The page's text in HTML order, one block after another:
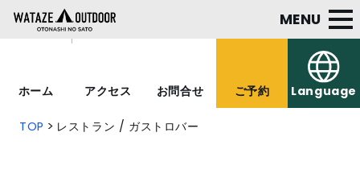
MENU
ホーム アクセス お問合せ ご予約 Language
TOP レストラン / ガストロバー